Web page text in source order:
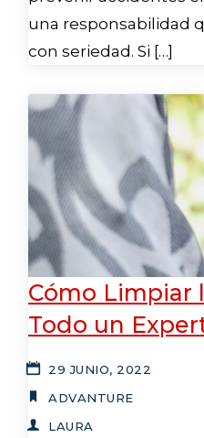
una responsabilidad
con seriedad. Si […]
Cómo Limpiar
Todo un
29 JUNIO, 2022
ADVANTURE
LAURA